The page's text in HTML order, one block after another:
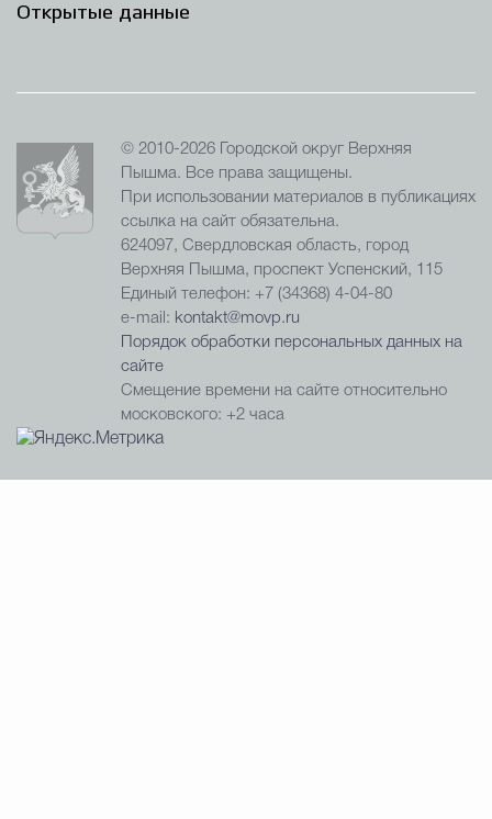
Открытые данные
© 2010-2026 Городской округ Верхняя
Пышма. Все права защищены.
При использовании материалов в публикациях
ссылка на сайт обязательна.
624097, Свердловская область, город
Верхняя Пышма, проспект Успенский, 115
Единый телефон: +7 (34368) 4-04-80
e-mail: kontakt@movp.ru
Порядок обработки персональных данных на
сайте
Смещение времени на сайте относительно
московского: +2 часа